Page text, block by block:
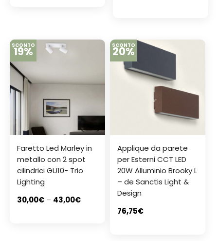
SCONTO
19%
Faretto Led Marley in
metallo con 2 spot
cilindrici GU10- Trio
Lighting
30,00€ – 43,00€
SCONTO
20%
Applique da parete
per Esterni CCT LED
20W Alluminio Brooky L
– de Sanctis Light &
Design
76,75€